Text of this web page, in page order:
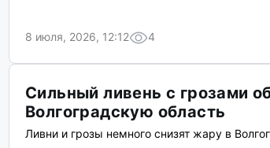
8 июля, 2026, 12:12 4
Сильный ливень с грозами
Волгоградскую область
Ливни и грозы немного снизят жару в